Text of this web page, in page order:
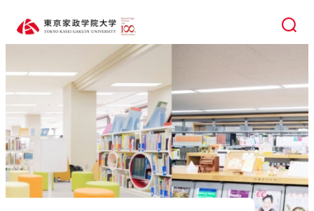
検索